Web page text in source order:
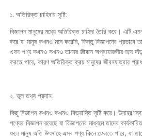
১. অতিরিক্ত চাহিদার সৃষ্টি:
বিজ্ঞাপন মানুষের মধ্যে অতিরিক্ত চাহিদা তৈরি করে। এটি
করে যা মানুষ কখনও মনে করেনি, কিন্তু বিজ্ঞাপনের প্রভাবে
এসব পণ্য কখনও কখনও তাদের জীবনে অপ্রয়োজনীয় হয়ে
করতে পারে, কারণ অতিরিক্ত ক্রয় মানুষের জীবনযাত্রার
২. ভুল তথ্য প্রদান:
কিছু বিজ্ঞাপন কখনও কখনও বিভ্রান্তি সৃষ্টি করে।
পণ্যের বিজ্ঞাপন রয়েছে যা বিজ্ঞাপনের মাধ্যমে তাদের
ফলে মানুষ অতি উৎসাহে এসব পণ্য কিনে ফেলতে পারে, যা